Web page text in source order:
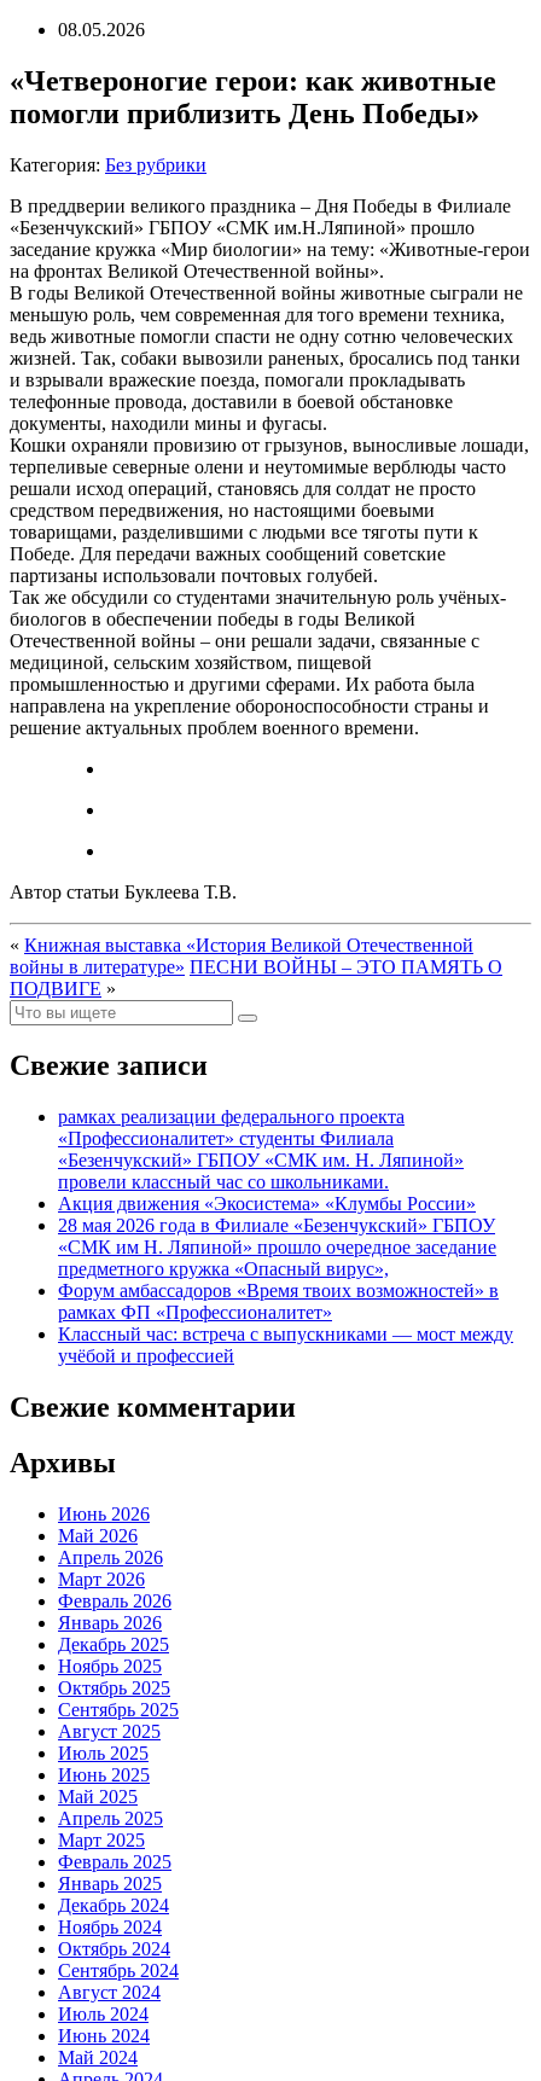
08.05.2026
«Четвероногие герои: как животные
помогли приблизить День Победы»
Категория: Без рубрики
В преддверии великого праздника – Дня Победы в Филиале
«Безенчукский» ГБПОУ «СМК им.Н.Ляпиной» прошло
заседание кружка «Мир биологии» на тему: «Животные-герои
на фронтах Великой Отечественной войны».
В годы Великой Отечественной войны животные сыграли не
меньшую роль, чем современная для того времени техника,
ведь животные помогли спасти не одну сотню человеческих
жизней. Так, собаки вывозили раненых, бросались под танки
и взрывали вражеские поезда, помогали прокладывать
телефонные провода, доставили в боевой обстановке
документы, находили мины и фугасы.
Кошки охраняли провизию от грызунов, выносливые лошади,
терпеливые северные олени и неутомимые верблюды часто
решали исход операций, становясь для солдат не просто
средством передвижения, но настоящими боевыми
товарищами, разделившими с людьми все тяготы пути к
Победе. Для передачи важных сообщений советские
партизаны использовали почтовых голубей.
Так же обсудили со студентами значительную роль учёных-
биологов в обеспечении победы в годы Великой
Отечественной войны – они решали задачи, связанные с
медициной, сельским хозяйством, пищевой
промышленностью и другими сферами. Их работа была
направлена на укрепление обороноспособности страны и
решение актуальных проблем военного времени.
Автор статьи Буклеева Т.В.
« Книжная выставка «История Великой Отечественной
войны в литературе» ПЕСНИ ВОЙНЫ – ЭТО ПАМЯТЬ О
ПОДВИГЕ »
Свежие записи
рамках реализации федерального проекта
«Профессионалитет» студенты Филиала
«Безенчукский» ГБПОУ «СМК им. Н. Ляпиной»
провели классный час со школьниками.
Акция движения «Экосистема» «Клумбы России»
28 мая 2026 года в Филиале «Безенчукский» ГБПОУ
«СМК им Н. Ляпиной» прошло очередное заседание
предметного кружка «Опасный вирус»,
Форум амбассадоров «Время твоих возможностей» в
рамках ФП «Профессионалитет»
Классный час: встреча с выпускниками — мост между
учёбой и профессией
Свежие комментарии
Архивы
Июнь 2026
Май 2026
Апрель 2026
Март 2026
Февраль 2026
Январь 2026
Декабрь 2025
Ноябрь 2025
Октябрь 2025
Сентябрь 2025
Август 2025
Июль 2025
Июнь 2025
Май 2025
Апрель 2025
Март 2025
Февраль 2025
Январь 2025
Декабрь 2024
Ноябрь 2024
Октябрь 2024
Сентябрь 2024
Август 2024
Июль 2024
Июнь 2024
Май 2024